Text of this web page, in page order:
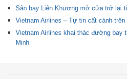
Sân bay Liên Khương mở cửa trở lại
Vietnam Airlines – Tự tin cất cánh trên
Vietnam Airlines khai thác đường bay
Minh